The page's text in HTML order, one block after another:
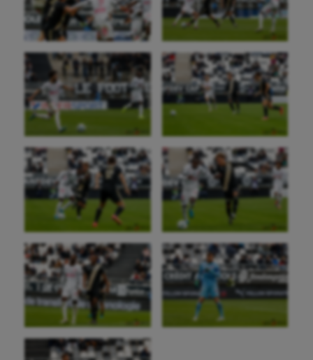
Sport adapté
Sport handicap
Sport santé
Sport-entreprise
Sport-santé
Tir
Tir à l'arc
Triathlon
Ultimate frisbee
UNSS
Voile
Wakeboard
Water-polo